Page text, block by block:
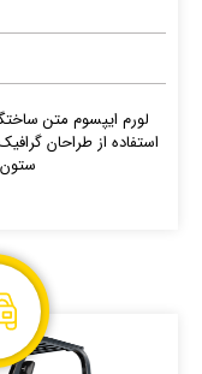
لورم ایپسوم متن
استفاده از طراحان